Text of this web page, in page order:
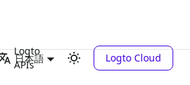
Logto
APIs
日本語 Logto Cloud